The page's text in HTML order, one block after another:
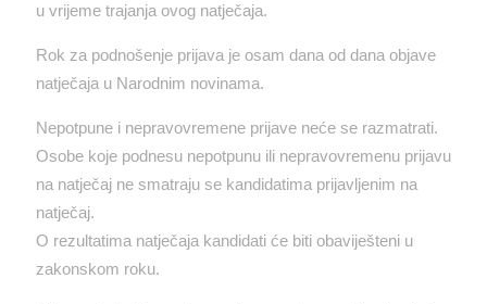
u vrijeme trajanja ovog natječaja.
Rok za podnošenje prijava je osam dana od dana objave
natječaja u Narodnim novinama.
Nepotpune i nepravovremene prijave neće se razmatrati.
Osobe koje podnesu nepotpunu ili nepravovremenu prijavu
na natječaj ne smatraju se kandidatima prijavljenim na
natječaj.
O rezultatima natječaja kandidati će biti obaviješteni u
zakonskom roku.